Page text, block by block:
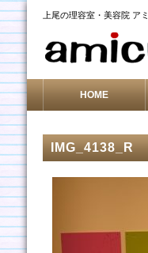
上尾の理容室・美容院 ア
HOME
IMG_4138_R